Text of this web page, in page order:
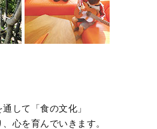
して「食の文化」
心を育んでいきます。